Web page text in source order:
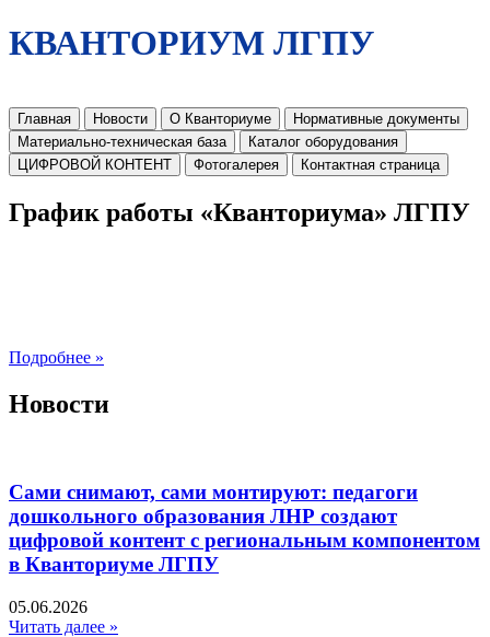
КВАНТОРИУМ ЛГПУ
Главная Новости О Кванториуме
Нормативные документы
Материально-техническая база
Каталог оборудования
ЦИФРОВОЙ КОНТЕНТ
Фотогалерея Контактная страница
График работы «Кванториума» ЛГПУ
Подробнее »
Новости
Сами снимают, сами монтируют: педагоги
дошкольного образования ЛНР создают
цифровой контент с региональным компонентом
в Кванториуме ЛГПУ​
05.06.2026
Читать далее »